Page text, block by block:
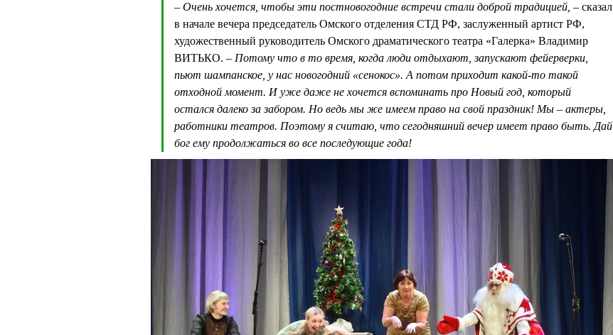
– Очень хочется, чтобы эти постновогодние встречи стали доброй традицией, – сказал
в начале вечера председатель Омского отделения СТД РФ, заслуженный артист РФ,
художественный руководитель Омского драматического театра «Галерка» Владимир
ВИТЬКО. – Потому что в то время, когда люди отдыхают, запускают фейерверки,
пьют шампанское, у нас новогодний «сенокос». А потом приходит какой-то такой
отходной момент. И уже даже не хочется вспоминать про Новый год, который
остался далеко за забором. Но ведь мы же имеем право на свой праздник! Мы – актеры,
работники театров. Поэтому я считаю, что сегодняшний вечер имеет право быть. Дай
бог ему продолжаться во все последующие года!